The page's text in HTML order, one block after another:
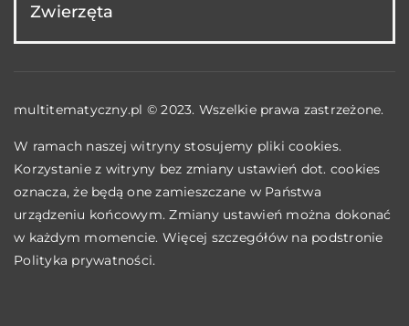
Zwierzęta
multitematyczny.pl © 2023. Wszelkie prawa zastrzeżone.
W ramach naszej witryny stosujemy pliki cookies.
Korzystanie z witryny bez zmiany ustawień dot. cookies
oznacza, że będą one zamieszczane w Państwa
urządzeniu końcowym. Zmiany ustawień można dokonać
w każdym momencie. Więcej szczegółów na podstronie
Polityka prywatności.